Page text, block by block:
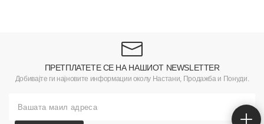
ПРЕТПЛАТЕТЕ СЕ НА НАШИОТ NEWSLETTER
Добивајте ги најновите информации околу Настани, Продажба и Понуди.